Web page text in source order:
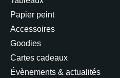
Papier peint
Accessoires
Goodies
Cartes cadeaux
Évènements & actualités